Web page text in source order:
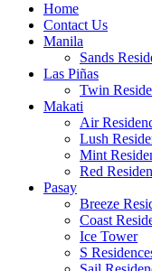
Home
Contact Us
Manila
Sands
Las Piñas
Twin
Makati
Air
Lush
Mint
Red
Pasay
Breeze
Coast
Ice Tower
S